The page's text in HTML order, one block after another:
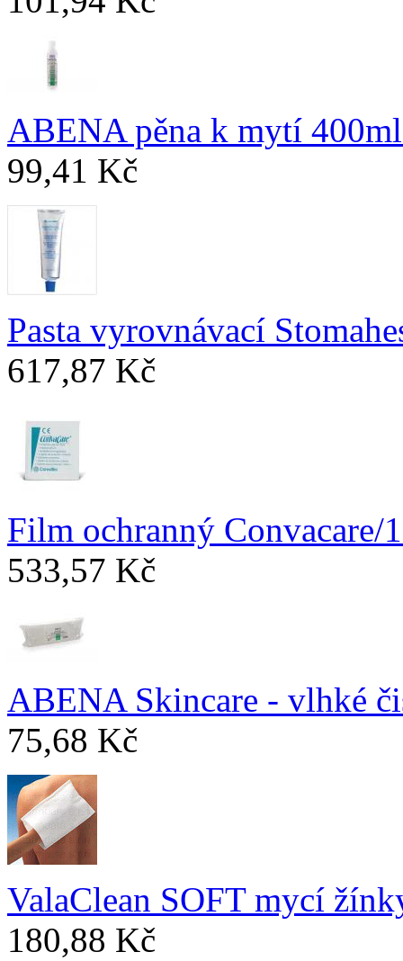
ABENA pěna k mytí
99,41 Kč
Pasta vyrovnávací
617,87 Kč
Film ochranný Convacare/
533,57 Kč
ABENA Skincare - vlhké
75,68 Kč
ValaClean SOFT mycí
180,88 Kč